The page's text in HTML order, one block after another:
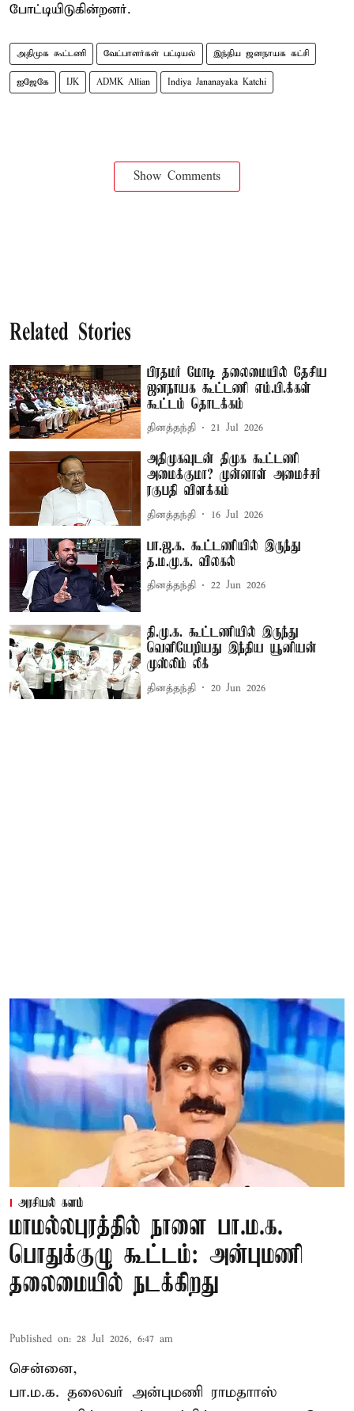
போட்டியிடுகின்றனர்.
அதிமுக கூட்டணி வேட்பாளர்கள் பட்டியல் இந்திய ஜனநாயக கட்சி
ஐஜேகே IJK ADMK Allian Indiya Jananayaka Katchi
Show Comments
Related Stories
பிரதமர் மோடி தலைமையில் தேசிய
ஜனநாயக கூட்டணி எம்.பி.க்கள்
கூட்டம் தொடக்கம்
தினத்தந்தி 21 Jul 2026
அதிமுகவுடன் திமுக கூட்டணி
அமைக்குமா? முன்னாள் அமைச்சர்
ரகுபதி விளக்கம்
தினத்தந்தி 16 Jul 2026
பா.ஜ.க. கூட்டணியில் இருந்து
த.ம.மு.க. விலகல்
தினத்தந்தி 22 Jun 2026
தி.மு.க. கூட்டணியில் இருந்து
வெளியேறியது இந்திய யூனியன்
முஸ்லிம் லீக்
தினத்தந்தி 20 Jun 2026
அரசியல் களம்
மாமல்லபுரத்தில் நாளை பா.ம.க.
பொதுக்குழு கூட்டம்: அன்புமணி
தலைமையில் நடக்கிறது
Published on: 28 Jul 2026, 6:47 am
சென்னை,
பா.ம.க. தலைவர் அன்புமணி ராமதாாஸ்